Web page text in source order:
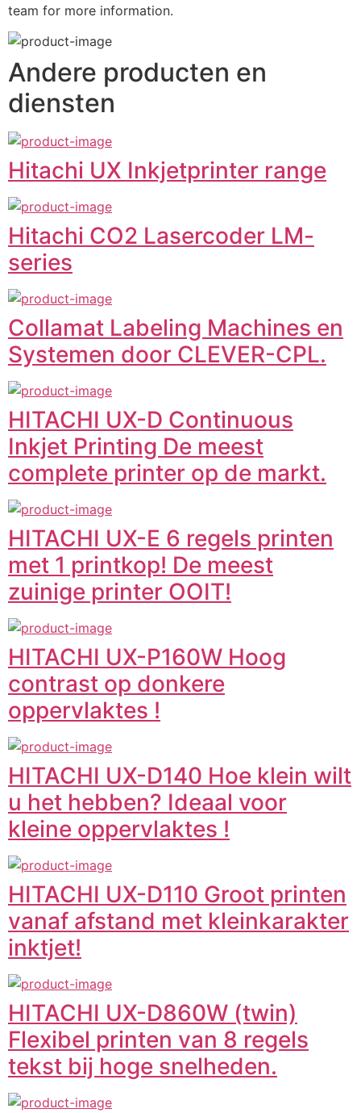
team for more information.
Andere producten en
diensten
Hitachi UX Inkjetprinter range
Hitachi CO2 Lasercoder LM-
series
Collamat Labeling Machines en
Systemen door CLEVER-CPL.
HITACHI UX-D Continuous
Inkjet Printing De meest
complete printer op de markt.
HITACHI UX-E 6 regels printen
met 1 printkop! De meest
zuinige printer OOIT!
HITACHI UX-P160W Hoog
contrast op donkere
oppervlaktes !
HITACHI UX-D140 Hoe klein wilt
u het hebben? Ideaal voor
kleine oppervlaktes !
HITACHI UX-D110 Groot printen
vanaf afstand met kleinkarakter
inktjet!
HITACHI UX-D860W (twin)
Flexibel printen van 8 regels
tekst bij hoge snelheden.